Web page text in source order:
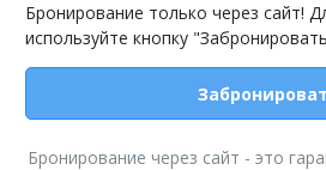
Бронирование только через сайт!
используйте кнопку
Бронирование через сайт - это